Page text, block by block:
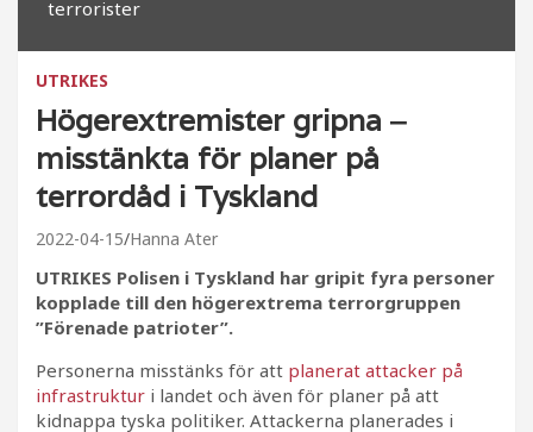
terrorister
UTRIKES
Högerextremister gripna ‒
misstänkta för planer på
terrordåd i Tyskland
2022-04-15 Hanna Ater
UTRIKES Polisen i Tyskland har gripit fyra personer
kopplade till den högerextrema terrorgruppen
”Förenade patrioter”.
Personerna misstänks för att planerat attacker på
infrastruktur i landet och även för planer på att
kidnappa tyska politiker. Attackerna planerades i